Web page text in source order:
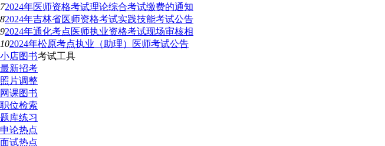
72024年医师资格考试理论综合考试缴费的通知
82024年吉林省医师资格考试实践技能考试公告
92024年通化考点医师执业资格考试现场审核相
102024年松原考点执业（助理）医师考试公告
小店图书考试工具
最新招考
照片调整
网课图书
职位检索
题库练习
申论热点
面试热点